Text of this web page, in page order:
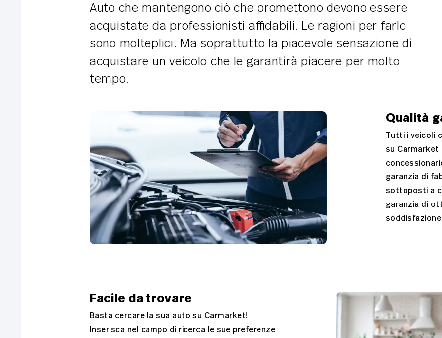
Auto che mantengono ciò che promettono devono essere
acquistate da professionisti affidabili. Le ragioni per farlo
sono molteplici. Ma soprattutto la piacevole sensazione di
acquistare un veicolo che le garantirà piacere per molto
tempo.
Qualità
Tutti i veicoli
su
garanzia di
sottoposti a
garanzia di
Facile da trovare
Basta cercare la sua auto su Carmarket!
Inserisca nel campo di ricerca le sue preferenze